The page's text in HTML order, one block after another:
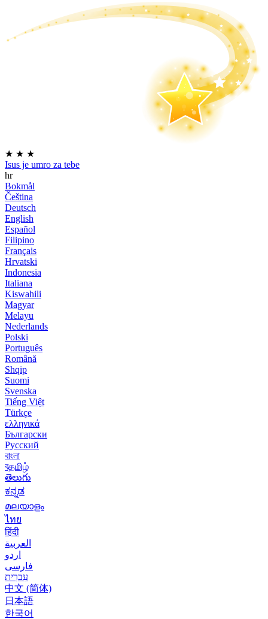
★ ★ ★
Isus je umro za tebe
hr
Bokmål
Čeština
Deutsch
English
Español
Filipino
Français
Hrvatski
Indonesia
Italiana
Kiswahili
Magyar
Melayu
Nederlands
Polski
Português
Română
Shqip
Suomi
Svenska
Tiếng Việt
Türkçe
ελληνικά
Български
Русский
বাংলা
বதமிழ்
తెలుగు
ಕನ್ನಡ
മലയാളം
ไทย
हिंदी
العربية
اردو
فارسی
עִברִית
中文 (简体)
日本語
한국어